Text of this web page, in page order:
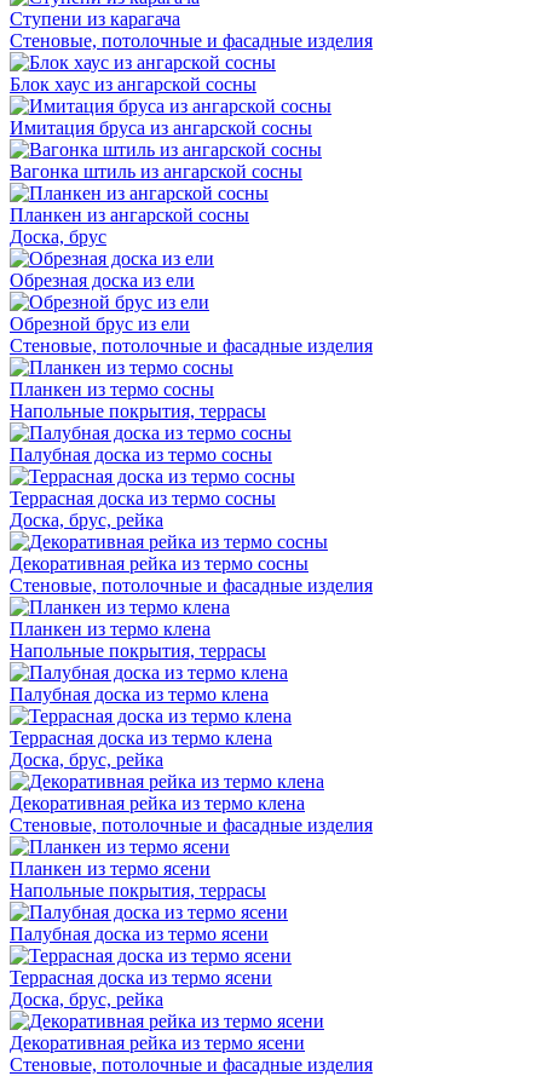
Ступени из карагача
Стеновые, потолочные и фасадные изделия
Блок хаус из ангарской сосны
Имитация бруса из ангарской сосны
Вагонка штиль из ангарской сосны
Планкен из ангарской сосны
Доска, брус
Обрезная доска из ели
Обрезной брус из ели
Стеновые, потолочные и фасадные изделия
Планкен из термо сосны
Напольные покрытия, террасы
Палубная доска из термо сосны
Террасная доска из термо сосны
Доска, брус, рейка
Декоративная рейка из термо сосны
Стеновые, потолочные и фасадные изделия
Планкен из термо клена
Напольные покрытия, террасы
Палубная доска из термо клена
Террасная доска из термо клена
Доска, брус, рейка
Декоративная рейка из термо клена
Стеновые, потолочные и фасадные изделия
Планкен из термо ясени
Напольные покрытия, террасы
Палубная доска из термо ясени
Террасная доска из термо ясени
Доска, брус, рейка
Декоративная рейка из термо ясени
Стеновые, потолочные и фасадные изделия